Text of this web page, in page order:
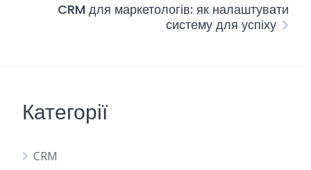
CRM для маркетологів: як налаштувати
систему для успіху
Категорії
CRM